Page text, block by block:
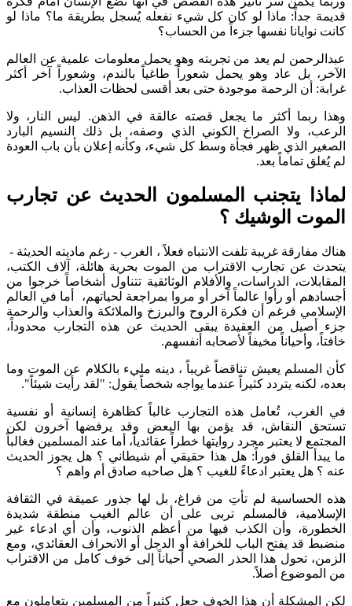
قديمة جداً: ماذا لو كان كل شيء نفعله يُسجل بطريقة ما؟ ماذا لو
كانت نوايانا نفسها جزءاً من الحساب؟
عبدالرحمن لم يعد من تجربته وهو يحمل معلومات علمية عن العالم
الآخر، بل عاد وهو يحمل شعوراً طاغياً بالندم، وشعوراً آخر أكثر
غرابة: أن الرحمة موجودة حتى بعد أقسى لحظات العذاب.
وهذا ربما أكثر ما يجعل قصته عالقة في الذهن. ليس النار، ولا
الرعب، ولا الصراخ الكوني الذي وصفه، بل ذلك النسيم البارد
الصغير الذي ظهر فجأة وسط كل شيء، وكأنه إعلان بأن باب العودة
لم يُغلق تماماً بعد.
لماذا يتجنب المسلمون الحديث عن تجارب
الموت الوشيك ؟
هناك مفارقة غريبة تلفت الانتباه فعلاً ، الغرب - رغم ماديته الحديثة -
يتحدث عن تجارب الاقتراب من الموت بحرية هائلة، آلاف الكتب،
المقابلات، الدراسات، والأفلام الوثائقية تتناول أشخاصاً خرجوا من
أجسادهم أو رأوا عالماً آخر أو مروا بمراجعة لحياتهم، أما في العالم
الإسلامي فرغم أن فكرة الروح والبرزخ والملائكة والعذاب والرحمة
جزء أصيل من العقيدة يبقى الحديث عن هذه التجارب محدوداً،
خافتاً، وأحياناً مخيفاً لأصحابه أنفسهم.
كأن المسلم يعيش تناقضاً غريباً ، دينه مليء بالكلام عن الموت وما
بعده، لكنه يتردد كثيراً عندما يواجه شخصاً يقول: "لقد رأيت شيئاً".
في الغرب، تُعامل هذه التجارب غالباً كظاهرة إنسانية أو نفسية
تستحق النقاش، قد يؤمن بها البعض وقد يرفضها آخرون لكن
المجتمع لا يعتبر مجرد روايتها خطراً عقائدياً، أما عند المسلمين فغالباً
ما يبدأ القلق فوراً: هل هذا حقيقي أم شيطاني ؟ هل يجوز الحديث
عنه ؟ هل يعتبر ادعاءً للغيب ؟ هل صاحبه صادق أم واهم ؟
هذه الحساسية لم تأتِ من فراغ، بل لها جذور عميقة في الثقافة
الإسلامية، فالمسلم تربى على أن عالم الغيب منطقة شديدة
الخطورة، وأن الكذب فيها من أعظم الذنوب، وأن أي ادعاء غير
منضبط قد يفتح الباب للخرافة أو الدجل أو الانحراف العقائدي، ومع
الزمن، تحول هذا الحذر الصحي أحياناً إلى خوف كامل من الاقتراب
من الموضوع أصلاً.
لكن المشكلة أن هذا الخوف جعل كثيراً من المسلمين يتعاملون مع